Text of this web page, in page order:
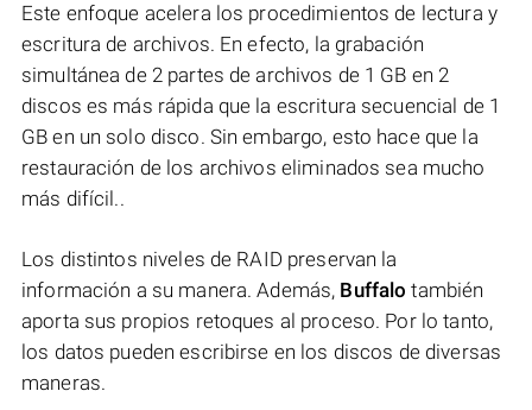
Este enfoque acelera los procedimientos de lectura y
escritura de archivos. En efecto, la grabación
simultánea de 2 partes de archivos de 1 GB en 2
discos es más rápida que la escritura secuencial de 1
GB en un solo disco. Sin embargo, esto hace que la
restauración de los archivos eliminados sea mucho
más difícil..
Los distintos niveles de RAID preservan la
información a su manera. Además, Buffalo también
aporta sus propios retoques al proceso. Por lo tanto,
los datos pueden escribirse en los discos de diversas
maneras.